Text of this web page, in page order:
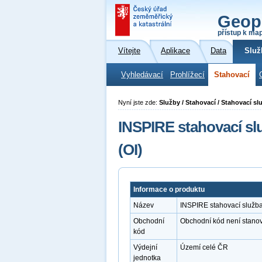
přístup k
Vítejte Aplikace Data
Vyhledávací Prohlížecí Stahovací
Nyní jste zde: Služby / Stahovací / Stahovací
INSPIRE stahovací
(OI)
Informace o produktu
Název
INSPIRE stahovací
Obchodní
kód
Obchodní kód není
Výdejní
jednotka
Území celé ČR